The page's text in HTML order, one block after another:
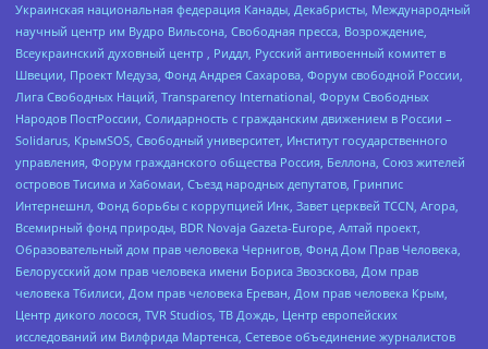
Украинская национальная федерация Канады, Декабристы, Международный
научный центр им Вудро Вильсона, Свободная пресса, Возрождение,
Всеукраинский духовный центр , Риддл, Русский антивоенный комитет в
Швеции, Проект Медуза, Фонд Андрея Сахарова, Форум свободной России,
Лига Свободных Наций, Transparеncy International, Форум Свободных
Народов ПостРоссии, Солидарность с гражданским движением в России –
Solidarus, КрымSOS, Свободный университет, Институт государственного
управления, Форум гражданского общества Россия, Беллона, Союз жителей
островов Тисима и Хабомаи, Съезд народных депутатов, Гринпис
Интернешнл, Фонд борьбы с коррупцией Инк, Завет церквей TCCN, Агора,
Всемирный фонд природы, BDR Novaja Gazeta-Europe, Алтай проект,
Образовательный дом прав человека Чернигов, Фонд Дом Прав Человека,
Белорусский дом прав человека имени Бориса Звозскова, Дом прав
человека Тбилиси, Дом прав человека Ереван, Дом прав человека Крым,
Центр дикого лосося, TVR Studios, ТВ Дождь, Центр европейских
исследований им Вилфрида Мартенса, Сетевое объединение журналистов